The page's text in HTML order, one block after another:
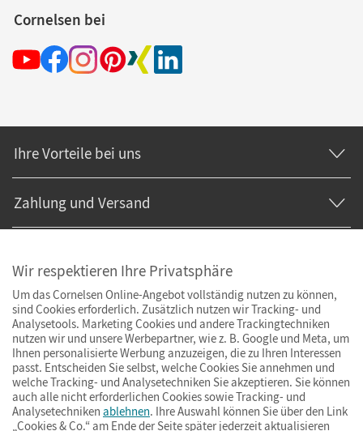
Cornelsen bei
Ihre Vorteile bei uns
Zahlung und Versand
Wir respektieren Ihre Privatsphäre
Um das Cornelsen Online-Angebot vollständig nutzen zu können,
sind Cookies erforderlich. Zusätzlich nutzen wir Tracking- und
Analysetools. Marketing Cookies und andere Trackingtechniken
nutzen wir und unsere Werbepartner, wie z. B. Google und Meta, um
Ihnen personalisierte Werbung anzuzeigen, die zu Ihren Interessen
passt. Entscheiden Sie selbst, welche Cookies Sie annehmen und
welche Tracking- und Analysetechniken Sie akzeptieren. Sie können
auch alle nicht erforderlichen Cookies sowie Tracking- und
Analysetechniken ablehnen. Ihre Auswahl können Sie über den Link
„Cookies & Co.“ am Ende der Seite später jederzeit aktualisieren